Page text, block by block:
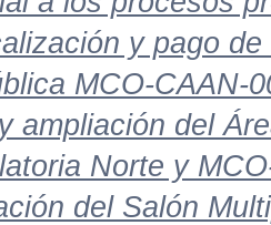
y pago
MCO-CAAN-
ampliación del
Norte y
del Salón